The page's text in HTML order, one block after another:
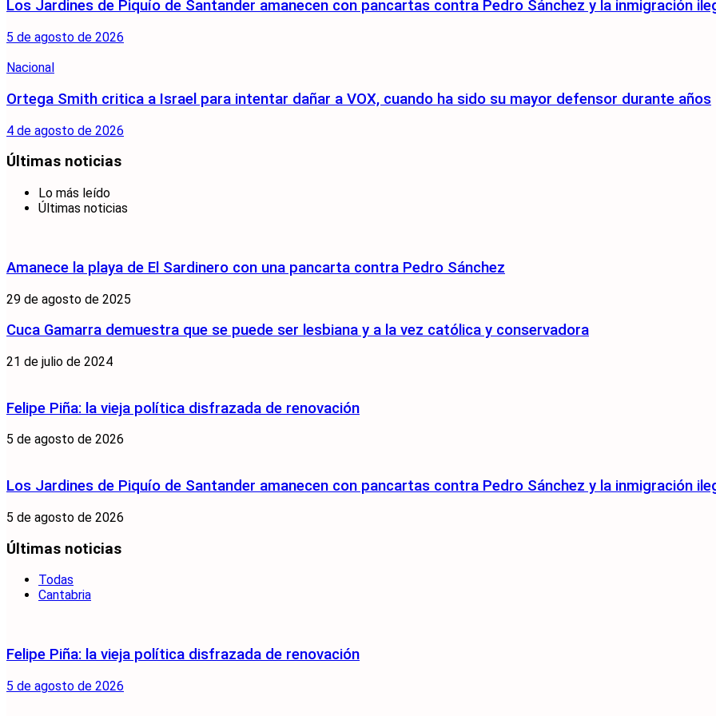
Los Jardines de Piquío de Santander amanecen con pancartas contra Pedro Sánchez y la inmigración
5 de agosto de 2026
Nacional
Ortega Smith critica a Israel para intentar dañar a VOX, cuando ha sido su mayor defensor durante años
4 de agosto de 2026
Últimas noticias
Lo más leído
Últimas noticias
Amanece la playa de El Sardinero con una pancarta contra Pedro Sánchez
29 de agosto de 2025
Cuca Gamarra demuestra que se puede ser lesbiana y a la vez católica y conservadora
21 de julio de 2024
Felipe Piña: la vieja política disfrazada de renovación
5 de agosto de 2026
Los Jardines de Piquío de Santander amanecen con pancartas contra Pedro Sánchez y la inmigración
5 de agosto de 2026
Últimas noticias
Todas
Cantabria
Felipe Piña: la vieja política disfrazada de renovación
5 de agosto de 2026